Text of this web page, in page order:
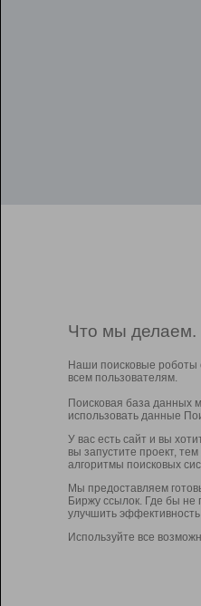
Что мы делаем.
Наши поисковые роботы
всем пользователям.
Поисковая база данных
использовать данные
У вас есть сайт и вы
вы запустите проект,
алгоритмы поисковых
Мы предоставляем
Биржу ссылок. Где бы не
улучшить
Используйте все